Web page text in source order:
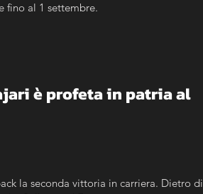
fino al 1 settembre.
è profeta in patria al
la seconda vittoria in carriera. Dietro di